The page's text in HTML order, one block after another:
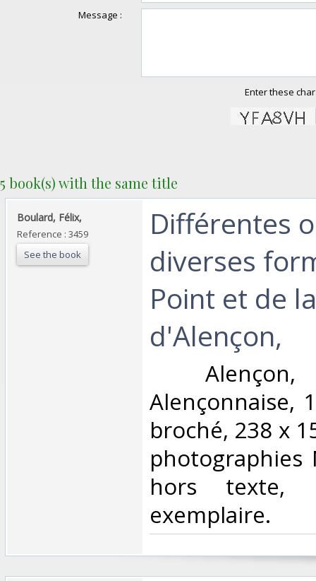
Message :
Enter these
5 book(s) with the same title
‎Boulard, Félix,‎
Reference : 3459
See the book
‎Différentes
diverses
Point et de
d'Alençon,‎
Alençon,
Alençonnaise,
broché, 238 x
hors
exemplaire.‎